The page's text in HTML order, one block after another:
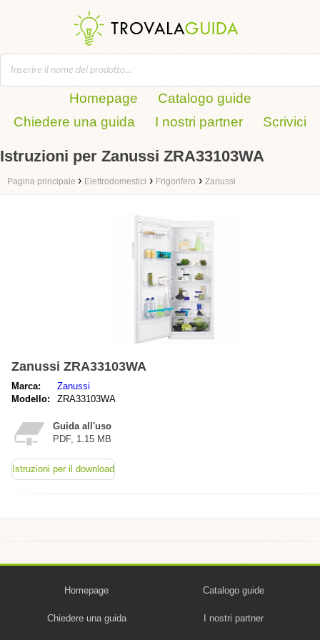
Homepage
Catalogo guide
Chiedere una guida
I nostri partner Scrivici
Istruzioni per Zanussi ZRA33103WA
Pagina principale › Elettrodomestici › Frigorifero › Zanussi
Zanussi ZRA33103WA
Marca:
Zanussi
Modello:
ZRA33103WA
Guida all'uso
PDF, 1.15 MB
Istruzioni per il download
Homepage Catalogo guide
Chiedere una guida I nostri partner